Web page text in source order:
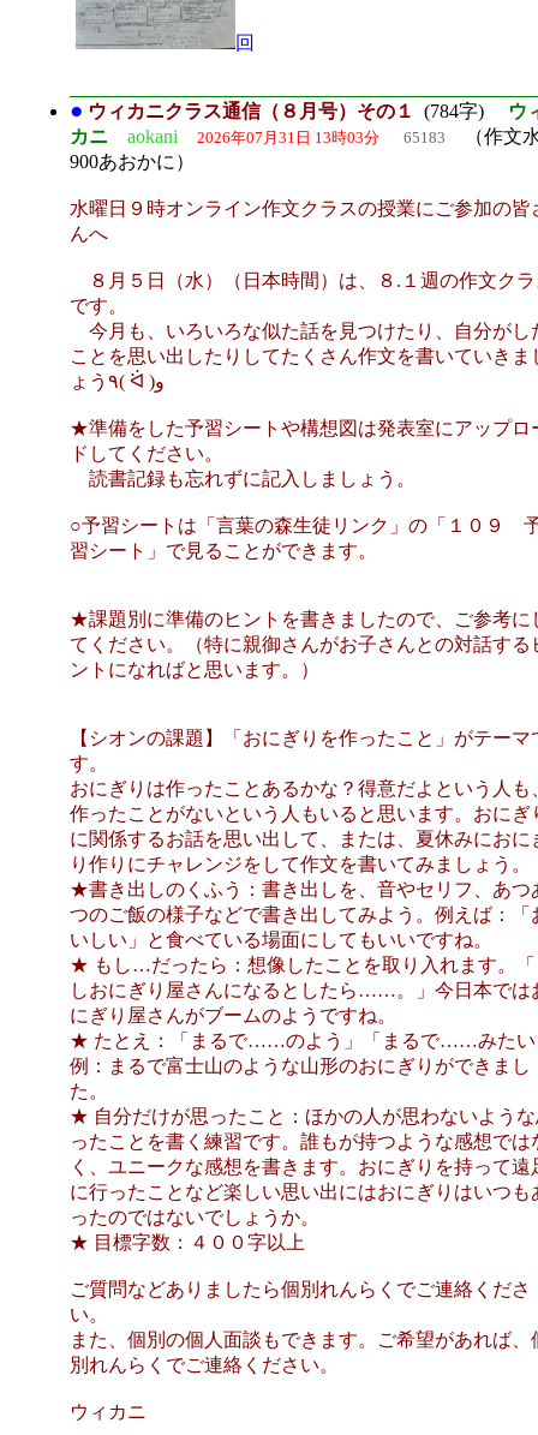
回
● ウィカニクラス通信（８月号）その１ (784字)
ウ
カニ
aokani 2026年07月31日 13時03分 65183
（作文
900あおかに）
水曜日９時オンライン作文クラスの授業にご参加の皆
んへ
８月５日（水）（日本時間）は、８.１週の作文ク
です。
今月も、いろいろな似た話を見つけたり、自分がし
ことを思い出したりしてたくさん作文を書いていきま
ょう٩( ᐛ )و
★準備をした予習シートや構想図は発表室にアップロ
ドしてください。
読書記録も忘れずに記入しましょう。
○予習シートは「言葉の森生徒リンク」の「１０９
習シート」で見ることができます。
★課題別に準備のヒントを書きましたので、ご参考に
てください。（特に親御さんがお子さんとの対話する
ントになればと思います。）
【シオンの課題】「おにぎりを作ったこと」がテーマ
す。
おにぎりは作ったことあるかな？得意だよという人も
作ったことがないという人もいると思います。おにぎ
に関係するお話を思い出して、または、夏休みにおに
り作りにチャレンジをして作文を書いてみましょう。
★書き出しのくふう：書き出しを、音やセリフ、あつ
つのご飯の様子などで書き出してみよう。例えば：「
いしい」と食べている場面にしてもいいですね。
★ もし…だったら：想像したことを取り入れます。
しおにぎり屋さんになるとしたら……。」今日本では
にぎり屋さんがブームのようですね。
★ たとえ：「まるで……のよう」「まるで……みたい
例：まるで富士山のような山形のおにぎりができまし
た。
★ 自分だけが思ったこと：ほかの人が思わないよう
ったことを書く練習です。誰もが持つような感想では
く、ユニークな感想を書きます。おにぎりを持って遠
に行ったことなど楽しい思い出にはおにぎりはいつも
ったのではないでしょうか。
★ 目標字数：４００字以上
ご質問などありましたら個別れんらくでご連絡くださ
い。
また、個別の個人面談もできます。ご希望があれば、
別れんらくでご連絡ください。
ウィカニ